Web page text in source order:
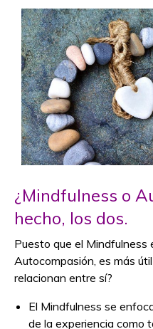
¿Mindfulness o
hecho, los dos.
Puesto que el Mindfulness
Autocompasión, es más
relacionan entre sí?
El Mindfulness se
de la experiencia como